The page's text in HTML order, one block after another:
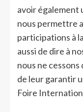
avoir également
nous permettre
participations à
aussi de dire à
nous ne
de leur garantir
Foire